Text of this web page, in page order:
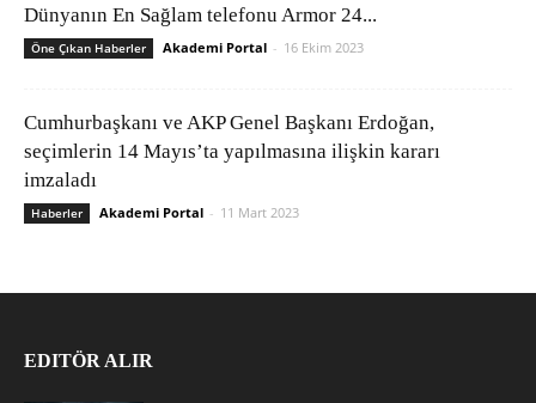
Dünyanın En Sağlam telefonu Armor 24...
Öne Çıkan Haberler Akademi Portal - 16 Ekim 2023
Cumhurbaşkanı ve AKP Genel Başkanı Erdoğan,
seçimlerin 14 Mayıs’ta yapılmasına ilişkin kararı
imzaladı
Haberler Akademi Portal - 11 Mart 2023
EDITÖR ALIR